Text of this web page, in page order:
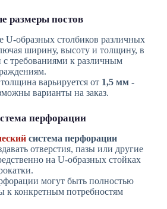
размеры постов
U-образных столбиков различных
ширину, высоту и толщину, в
с требованиями к различным
варьируется от 1,5 мм -
варианты на заказ.
перфорации
система перфорации
отверстия, пазы или другие
на U-образных стойках
могут быть полностью
к конкретным потребностям